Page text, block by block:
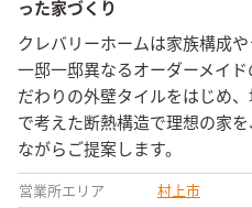
った家づくり
クレバリーホームは家族構成
一邸一邸異なるオーダーメイ
だわりの外壁タイルをはじめ
で考えた断熱構造で理想の家
ながらご提案します。
営業所エリア 村上市